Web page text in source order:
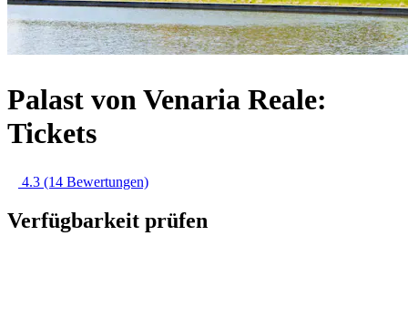
Palast von Venaria Reale:
Tickets
4.3 (14 Bewertungen)
Verfügbarkeit prüfen